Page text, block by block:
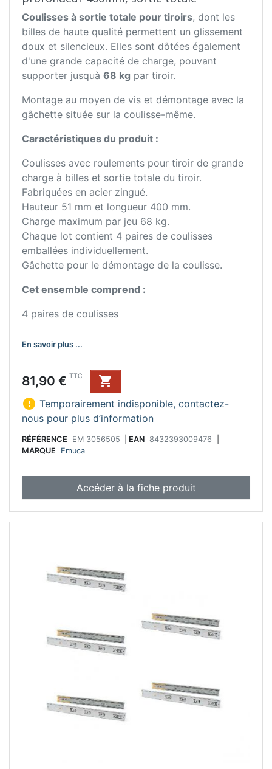
Coulisses à sortie totale pour tiroirs, dont les
billes de haute qualité permettent un glissement
doux et silencieux. Elles sont dôtées également
d'une grande capacité de charge, pouvant
supporter jusquà 68 kg par tiroir.
Montage au moyen de vis et démontage avec la
gâchette située sur la coulisse-même.
Caractéristiques du produit :
Coulisses avec roulements pour tiroir de grande
charge à billes et sortie totale du tiroir.
Fabriquées en acier zingué.
Hauteur 51 mm et longueur 400 mm.
Charge maximum par jeu 68 kg.
Chaque lot contient 4 paires de coulisses
emballées individuellement.
Gâchette pour le démontage de la coulisse.
Cet ensemble comprend :
4 paires de coulisses
En savoir plus ...
Prix
81,90 € TTC

 Temporairement indisponible, contactez-
nous pour plus d’information
RÉFÉRENCE EM 3056505 EAN 8432393009476
MARQUE
Emuca
Accéder à la fiche produit